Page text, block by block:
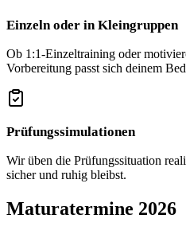
Einzeln oder in Kleingruppen
Ob 1:1-Einzeltraining oder
Vorbereitung passt sich deinem
Prüfungssimulationen
Wir üben die Prüfungssituation
sicher und ruhig bleibst.
Maturatermine 2026